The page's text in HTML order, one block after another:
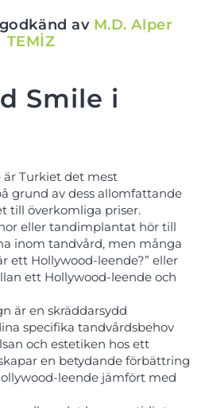
av M.D. Alper
TEMİZ
Smile i
Turkiet det mest
grund av dess allomfattande
till överkomliga priser.
eller tandimplantat hör till
inom tandvård, men många
ett Hollywood-leende?” eller
ett Hollywood-leende och
är en skräddarsydd
specifika tandvårdsbehov
och estetiken hos ett
en betydande förbättring
leende jämfört med